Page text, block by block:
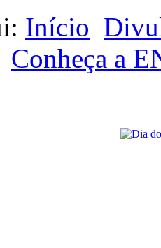
Início
Conheça a